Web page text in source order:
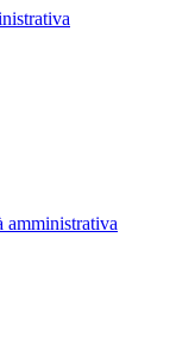
amministrativa